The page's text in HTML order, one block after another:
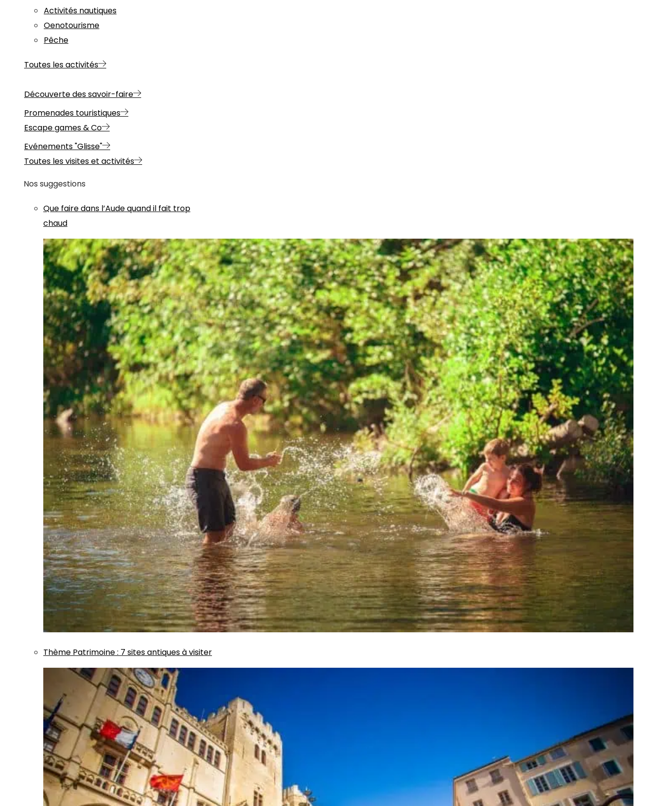
Activités nautiques
Oenotourisme
Pêche
Toutes les activités
Découverte des savoir-faire
Promenades touristiques
Escape games & Co
Evénements "Glisse"
Toutes les visites et activités
Nos suggestions
Que faire dans l’Aude quand il fait trop
chaud
Thème Patrimoine: 7 sites antiques à visiter